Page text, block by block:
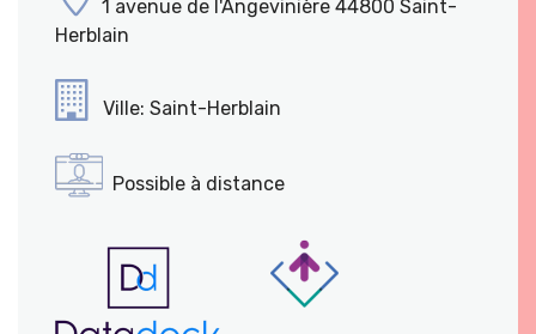
1 avenue de l'Angevinière 44800 Saint-
Herblain
Ville: Saint-Herblain
Possible à distance